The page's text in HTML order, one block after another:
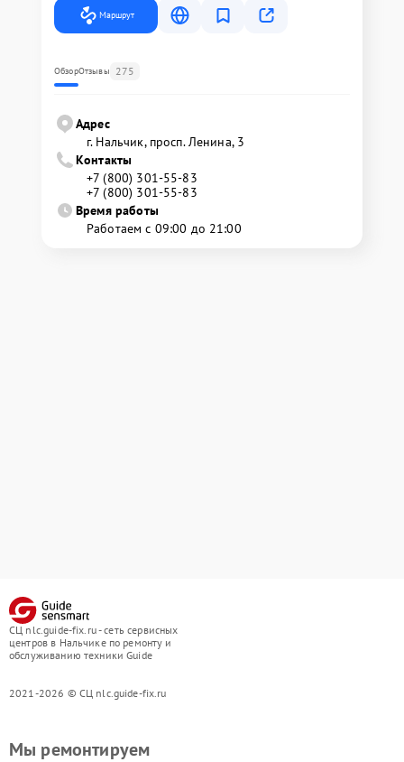
Маршрут
ОбзорОтзывы 275
Адрес
г. Нальчик, просп. Ленина, 3
Контакты
+7 (800) 301-55-83
+7 (800) 301-55-83
Время работы
Работаем с 09:00 до 21:00
СЦ nlc.guide-fix.ru - сеть сервисных
центров в Нальчике по ремонту и
обслуживанию техники Guide
2021-2026 © СЦ nlc.guide-fix.ru
Мы ремонтируем